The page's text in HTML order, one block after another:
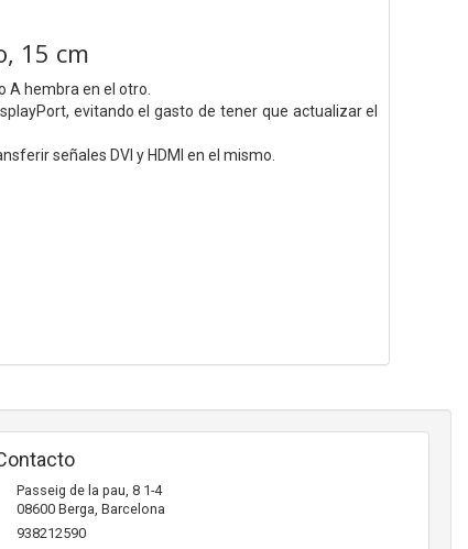
15 cm
A hembra en el otro.
evitando el gasto de tener que actualizar el
señales DVI y HDMI en el mismo.
Passeig de la pau, 8 1-4
08600 Berga, Barcelona
938212590